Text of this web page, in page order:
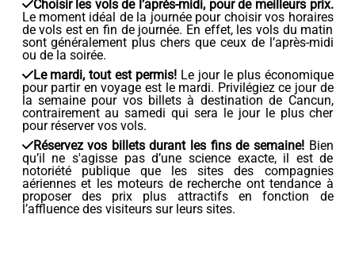
Choisir les vols de l’après-midi, pour de meilleurs prix.
Le moment idéal de la journée pour choisir vos horaires
de vols est en fin de journée. En effet, les vols du matin
sont généralement plus chers que ceux de l’après-midi
ou de la soirée.
Le mardi, tout est permis! Le jour le plus économique
pour partir en voyage est le mardi. Privilégiez ce jour de
la semaine pour vos billets à destination de Cancun,
contrairement au samedi qui sera le jour le plus cher
pour réserver vos vols.
Réservez vos billets durant les fins de semaine!Bien
qu’il ne s'agisse pas d’une science exacte, il est de
notoriété publique que les sites des compagnies
aériennes et les moteurs de recherche ont tendance à
proposer des prix plus attractifs en fonction de
l’affluence des visiteurs sur leurs sites.